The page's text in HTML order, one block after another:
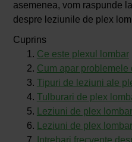
asemenea, vom raspunde
despre leziunile de plex
Cuprins
Ce este plexul lombar
Cum apar problemele
Tipuri de leziuni ale
Tulburari de plex
Leziuni de plex
Leziuni de plex
Intrebari frecvente